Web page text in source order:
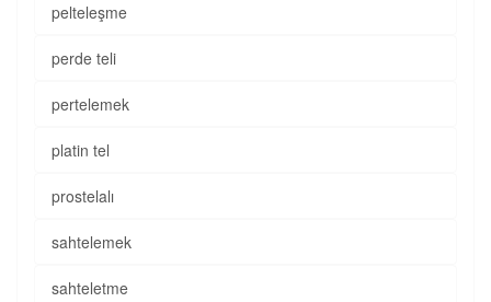
pelteleşme
perde teli
pertelemek
platin tel
prostelalı
sahtelemek
sahteletme